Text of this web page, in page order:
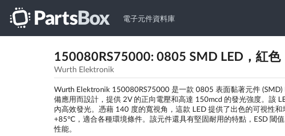
電子元件資料庫
150080RS75000: 0805 SMD LED，紅
Wurth Elektronik
Wurth Elektronik 150080RS75000 是一款 0805 表面黏著元件
備應用而設計，提供 2V 的正向電壓和高達 150mcd 的發光強度。該
內高效發光。憑藉 140 度的寬視角，這款 LED 提供了出色的可視性
+85°C，適合各種環境條件。該元件還具有堅固耐用的特點，ESD 閾
性能。